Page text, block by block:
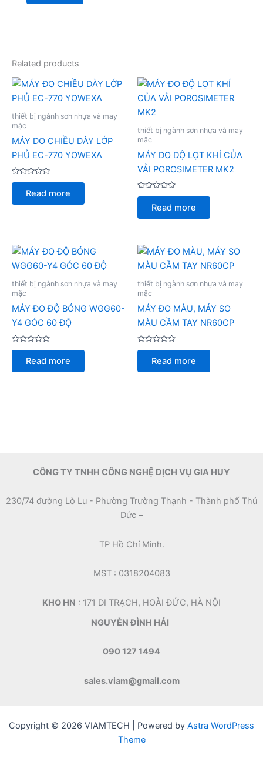
Related products
thiết bị ngành sơn nhựa và may
mặc
MÁY ĐO CHIỀU DÀY LỚP
PHỦ EC-770 YOWEXA
Rated
of
Read more
thiết bị ngành sơn nhựa và may
mặc
MÁY ĐO ĐỘ LỌT KHÍ CỦA
VẢI POROSIMETER MK2
Rated
of
Read more
thiết bị ngành sơn nhựa và may
mặc
MÁY ĐO ĐỘ BÓNG WGG60-
Y4 GÓC 60 ĐỘ
Rated
of
Read more
thiết bị ngành sơn nhựa và may
mặc
MÁY ĐO MÀU, MÁY SO
MÀU CẦM TAY NR60CP
Rated
of
Read more
CÔNG TY TNHH CÔNG NGHỆ DỊCH VỤ GIA HUY
230/74 đường Lò Lu - Phường Trường Thạnh - Thành phố Thủ
Đức –
TP Hồ Chí Minh.
MST : 0318204083
KHO HN : 171 DI TRẠCH, HOÀI ĐỨC, HÀ NỘI
NGUYỄN ĐÌNH HẢI
090 127 1494
sales.viam@gmail.com
Copyright © 2026 VIAMTECH | Powered by Astra WordPress
Theme